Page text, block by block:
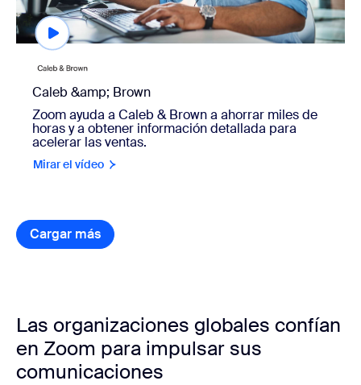
Caleb &amp; Brown
Zoom ayuda a Caleb & Brown a ahorrar miles de
horas y a obtener información detallada para
acelerar las ventas.
Mirar el vídeo
Cargar más
elementos de historias de clientes
Las organizaciones globales confían
en Zoom para impulsar sus
comunicaciones